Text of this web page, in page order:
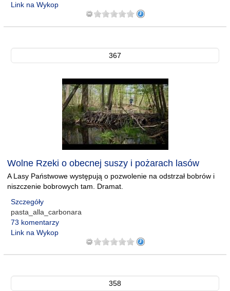
Link na Wykop
367
Wolne Rzeki o obecnej suszy i pożarach lasów
A Lasy Państwowe występują o pozwolenie na odstrzał bobrów i
niszczenie bobrowych tam. Dramat.
Szczegóły
pasta_alla_carbonara
73 komentarzy
Link na Wykop
358